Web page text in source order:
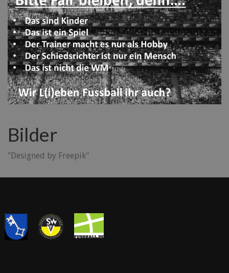
Bilder
"Designed by Freepik"